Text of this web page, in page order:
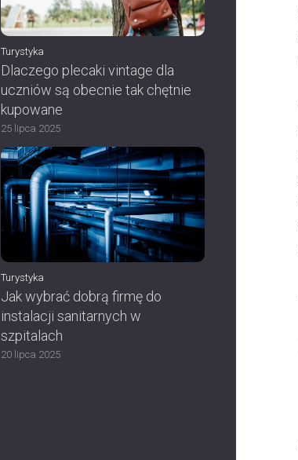
Turystyka
Dlaczego plecaki vintage dla
uczniów są obecnie tak chętnie
kupowane
25 lipca 2025
Turystyka
Jak wybrać dobrą firmę do
instalacji sanitarnych w
szpitalach
20 lipca 2025